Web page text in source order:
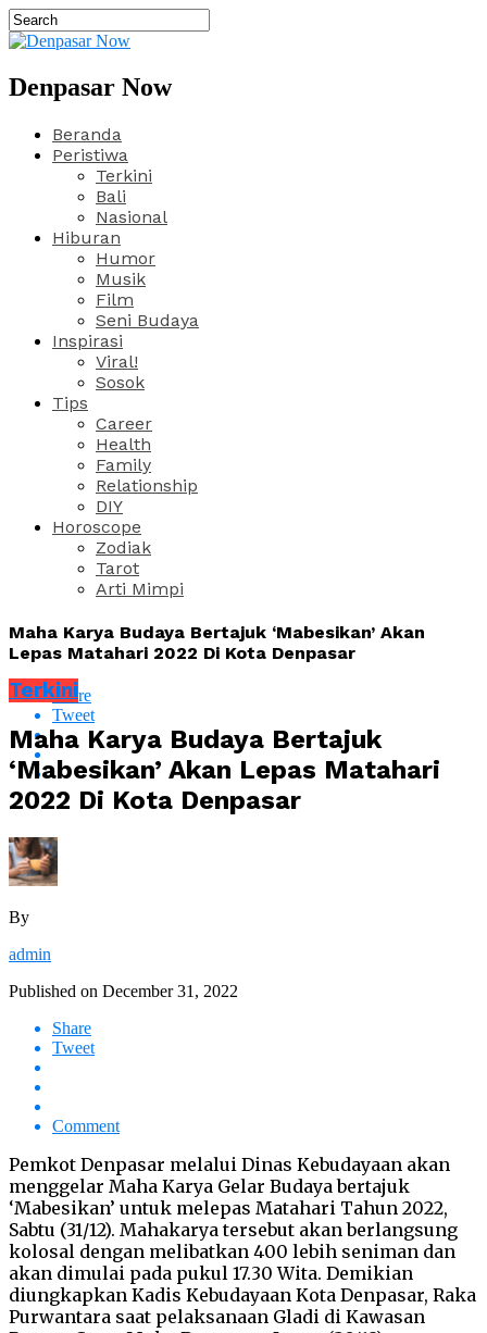
Denpasar Now
Beranda
Peristiwa
Terkini
Bali
Nasional
Hiburan
Humor
Musik
Film
Seni Budaya
Inspirasi
Viral!
Sosok
Tips
Career
Health
Family
Relationship
DIY
Horoscope
Zodiak
Tarot
Arti Mimpi
Maha Karya Budaya Bertajuk ‘Mabesikan’ Akan
Lepas Matahari 2022 Di Kota Denpasar
Share
Tweet
Terkini
Maha Karya Budaya Bertajuk
‘Mabesikan’ Akan Lepas Matahari
2022 Di Kota Denpasar
By
admin
Published on December 31, 2022
Share
Tweet
Comment
Pemkot Denpasar melalui Dinas Kebudayaan akan
menggelar Maha Karya Gelar Budaya bertajuk
‘Mabesikan’ untuk melepas Matahari Tahun 2022,
Sabtu (31/12). Mahakarya tersebut akan berlangsung
kolosal dengan melibatkan 400 lebih seniman dan
akan dimulai pada pukul 17.30 Wita. Demikian
diungkapkan Kadis Kebudayaan Kota Denpasar, Raka
Purwantara saat pelaksanaan Gladi di Kawasan